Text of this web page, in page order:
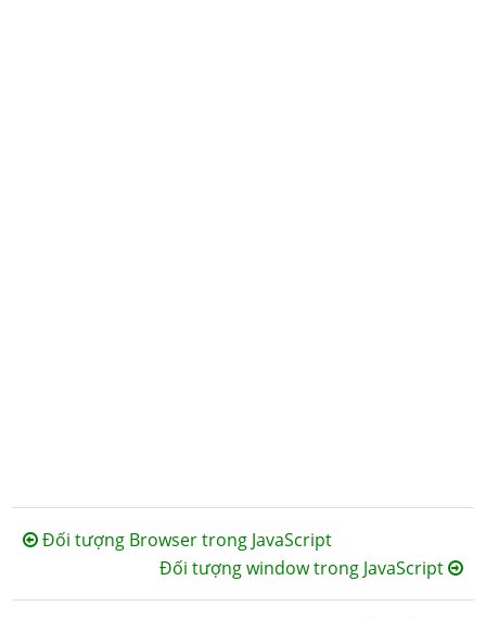
Đối tượng Browser trong JavaScript
Đối tượng window trong JavaScript